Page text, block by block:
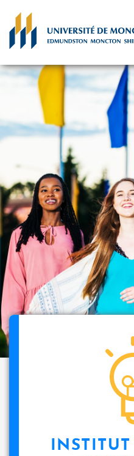
INSTITUT